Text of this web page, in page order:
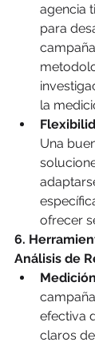
agencia
para
la
Una
ofrecer
6.
Análisis de
efectiva
claros